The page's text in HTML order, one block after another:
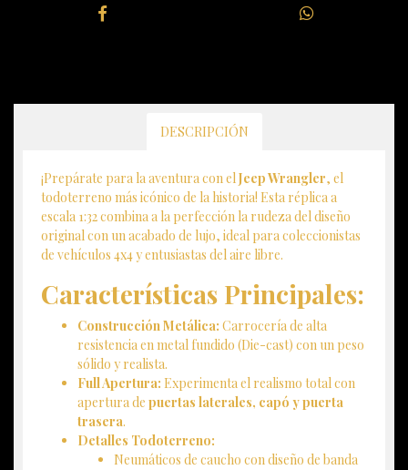
DESCRIPCIÓN
¡Prepárate para la aventura con el Jeep Wrangler, el
todoterreno más icónico de la historia! Esta réplica a
escala 1:32 combina a la perfección la rudeza del diseño
original con un acabado de lujo, ideal para coleccionistas
de vehículos 4x4 y entusiastas del aire libre.
Características Principales:
Construcción Metálica: Carrocería de alta
resistencia en metal fundido (Die-cast) con un peso
sólido y realista.
Full Apertura: Experimenta el realismo total con
apertura de puertas laterales, capó y puerta
trasera.
Detalles Todoterreno:
Neumáticos de caucho con diseño de banda